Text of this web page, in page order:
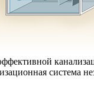
система